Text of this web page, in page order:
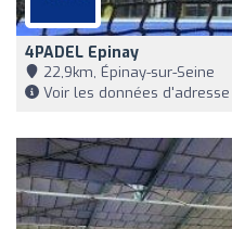
4PADEL Epinay
22,9km, Épinay-sur-Seine
Voir les données